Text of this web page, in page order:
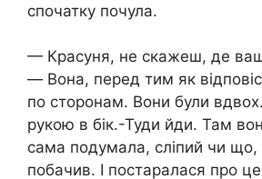
спочатку почула.
— Красуня, не скажеш, де
— Вона, перед тим як
по сторонам. Вони були
рукою в бік.-Туди йди. Там
сама подумала, сліпий чи
побачив. І постаралася про